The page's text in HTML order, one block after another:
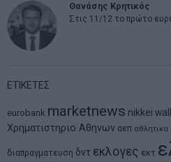
Θανάσης Κρητικός
Στις 11/12 το πρώτο
ΕΤΙΚΕΤΕΣ
eurobank marketnews nikkei wall
Χρηματιστηριο Αθηνων αεπ αθλητικα
διαπραγματευση δντ εκλογες εκτ